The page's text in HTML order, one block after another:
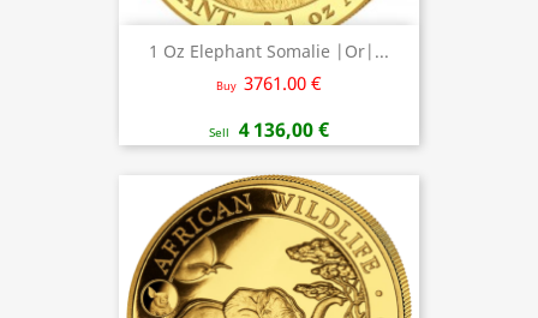
1 Oz Elephant Somalie |Or|...
Buy 3761.00 €
Sell 4 136,00 €